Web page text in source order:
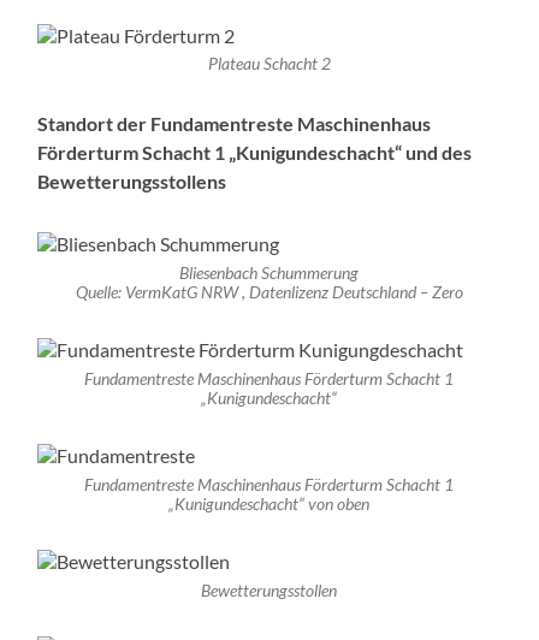
Plateau Schacht 2
Standort der Fundamentreste Maschinenhaus
Förderturm Schacht 1 „Kunigundeschacht“ und des
Bewetterungsstollens
Bliesenbach Schummerung
Quelle: VermKatG NRW , Datenlizenz Deutschland – Zero
Fundamentreste Maschinenhaus Förderturm Schacht 1
„Kunigundeschacht“
Fundamentreste Maschinenhaus Förderturm Schacht 1
„Kunigundeschacht“ von oben
Bewetterungsstollen